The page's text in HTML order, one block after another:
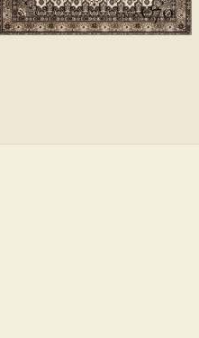
€100€70